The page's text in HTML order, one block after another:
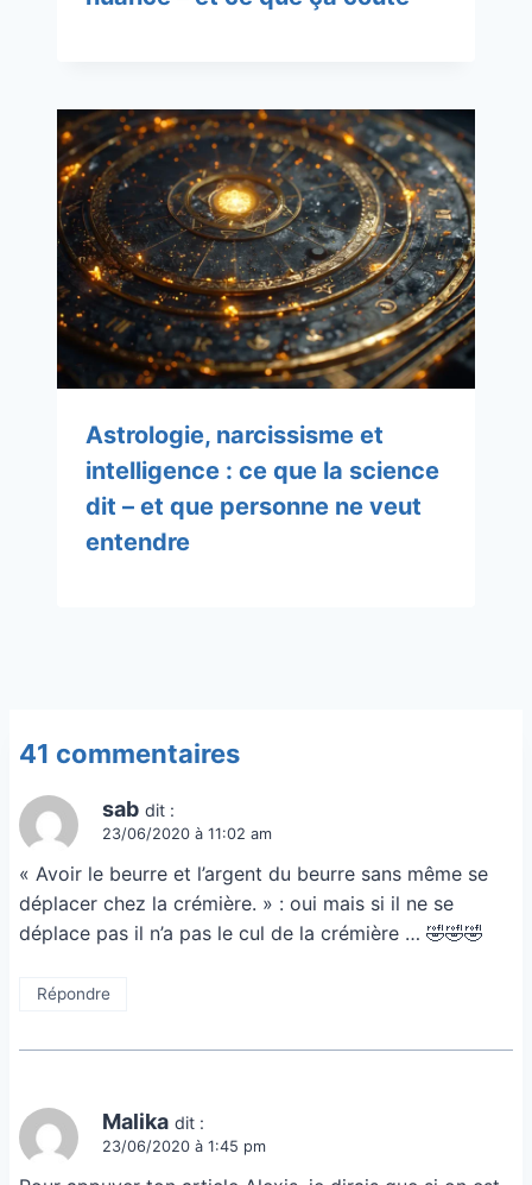
Astrologie, narcissisme et
intelligence : ce que la science
dit – et que personne ne veut
entendre
41 commentaires
sab dit :
23/06/2020 à 11:02 am
« Avoir le beurre et l’argent du beurre sans même se
déplacer chez la crémière. » : oui mais si il ne se
déplace pas il n’a pas le cul de la crémière … 🤣🤣🤣
Répondre
Malika dit :
23/06/2020 à 1:45 pm